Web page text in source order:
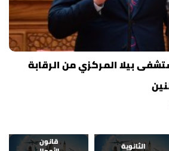
بيلا المركزي من الرقابة
الثانوية
قانون